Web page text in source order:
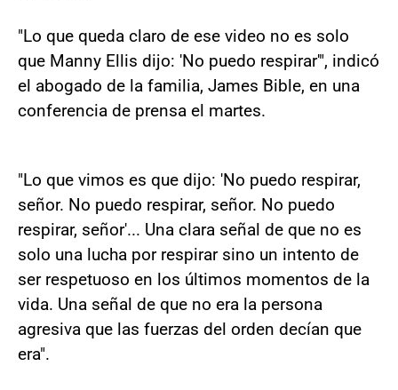
"Lo que queda claro de ese video no es solo
que Manny Ellis dijo: 'No puedo respirar'", indicó
el abogado de la familia, James Bible, en una
conferencia de prensa el martes.
"Lo que vimos es que dijo: 'No puedo respirar,
señor. No puedo respirar, señor. No puedo
respirar, señor'... Una clara señal de que no es
solo una lucha por respirar sino un intento de
ser respetuoso en los últimos momentos de la
vida. Una señal de que no era la persona
agresiva que las fuerzas del orden decían que
era".